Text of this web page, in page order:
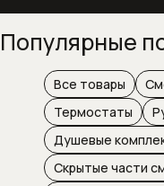
Пылесосы серии
Соло кофемашины
панели
Популярные
Все товары
Термостаты
Душевые
Скрытые части